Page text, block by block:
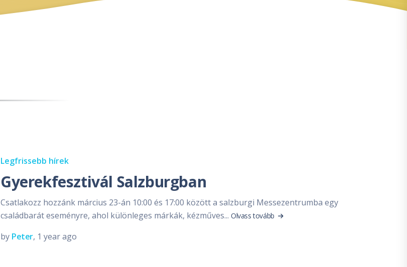
Legfrissebb hírek
Gyerekfesztivál Salzburgban
Csatlakozz hozzánk március 23-án 10:00 és 17:00 között a salzburgi Messezentrumba egy
családbarát eseményre, ahol különleges márkák, kézműves... Olvass tovább
by Peter, 1 year ago